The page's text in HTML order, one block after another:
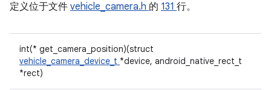
定义位于文件 vehicle_camera.h 的 131 行。
int(* get_camera_position)(struct
vehicle_camera_device_t *device, android_native_rect_t
*rect)